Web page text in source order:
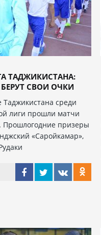
ТАДЖИКИСТАНА:
СВОИ ОЧКИ
Таджикистана среди
лиги прошли матчи
Прошлогодние призеры
«Саройкамар»,